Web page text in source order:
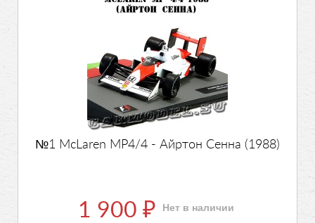
№1 McLaren MP4/4 - Айртон Сенна (1988)
1 900 ₽ Нет в наличии